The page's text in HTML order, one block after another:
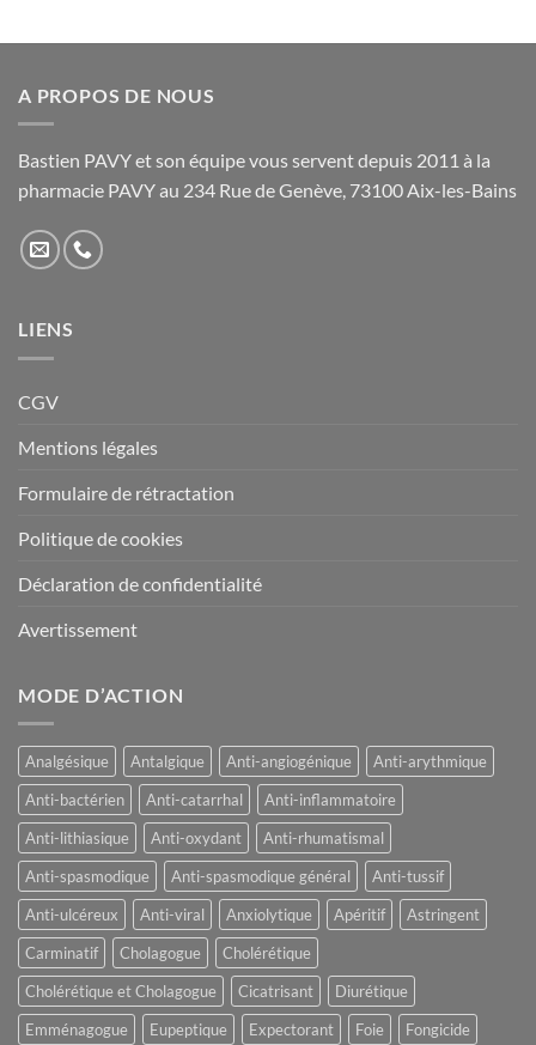
peuvent
page
du
A PROPOS DE NOUS
Bastien PAVY et son équipe vous servent depuis 2011 à la
pharmacie PAVY au 234 Rue de Genève, 73100 Aix-les-Bains
LIENS
CGV
Mentions légales
Formulaire de rétractation
Politique de cookies
Déclaration de confidentialité
Avertissement
MODE D’ACTION
Analgésique Antalgique Anti-angiogénique
Anti-arythmique
Anti-bactérien
Anti-catarrhal
Anti-inflammatoire
Anti-lithiasique
Anti-oxydant
Anti-rhumatismal
Anti-spasmodique
Anti-spasmodique général
Anti-tussif
Anti-ulcéreux
Anti-viral Anxiolytique Apéritif
Astringent
Carminatif
Cholagogue
Cholérétique
Cholérétique et Cholagogue
Cicatrisant
Diurétique
Emménagogue
Eupeptique Expectorant Foie
Fongicide